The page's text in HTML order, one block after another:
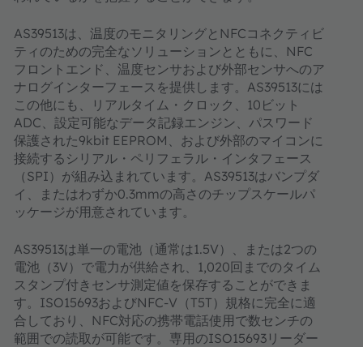
AS39513は、温度のモニタリングとNFCコネクティビ
ティのための完全なソリューションとともに、NFC
フロントエンド、温度センサおよび外部センサへのア
ナログインターフェースを提供します。AS39513には
この他にも、リアルタイム・クロック、10ビット
ADC、設定可能なデータ記録エンジン、パスワード
保護された9kbit EEPROM、および外部のマイコンに
接続するシリアル・ペリフェラル・インタフェース
（SPI）が組み込まれています。AS39513はバンプダ
イ、またはわずか0.3mmの高さのチップスケールパ
ッケージが用意されています。
AS39513は単一の電池（通常は1.5V）、または2つの
電池（3V）で電力が供給され、1,020回までのタイム
スタンプ付きセンサ測定値を保存することができま
す。ISO15693およびNFC-V（T5T）規格に完全に適
合しており、NFC対応の携帯電話使用で数センチの
範囲での読取が可能です。専用のISO15693リーダー